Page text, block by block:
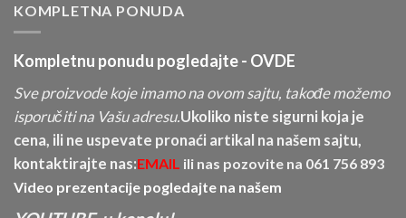
KOMPLETNA PONUDA
Kompletnu ponudu pogledajte - OVDE
Sve proizvode koje imamo na ovom sajtu, takođe možemo
isporučiti na Vašu adresu.Ukoliko niste sigurni koja je
cena, ili ne uspevate pronaći artikal na našem sajtu,
kontaktirajte nas:EMAIL ili nas pozovite na 061 756 893
Video prezentacije pogledajte na našem